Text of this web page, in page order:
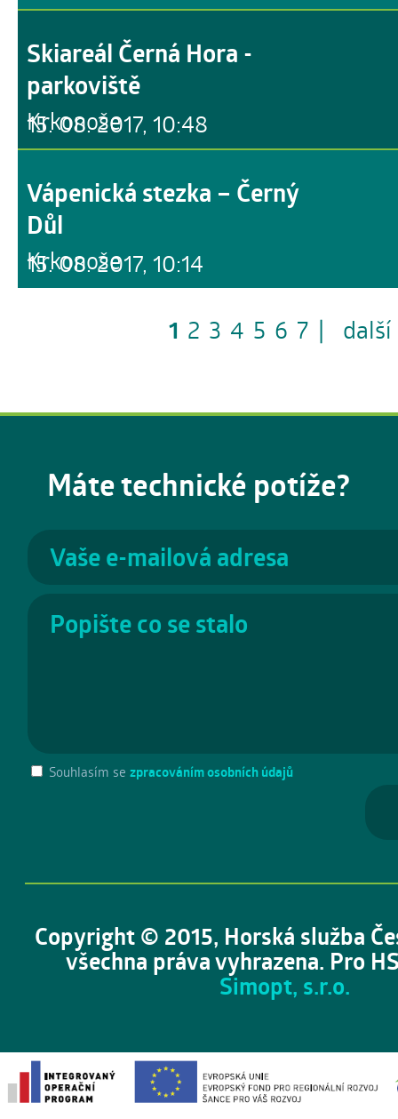
15. 08. 2017, 10:48
Skiareál Černá Hora -
parkoviště
Krkonoše
15. 08. 2017, 10:14
Vápenická stezka – Černý
Důl
Krkonoše
1 2 3 4 5 6 7 | další
Máte technické potíže?
Souhlasím se zpracováním osobních údajů
Copyright © 2015, Horská služba
všechna práva vyhrazena. Pro
Simopt, s.r.o.